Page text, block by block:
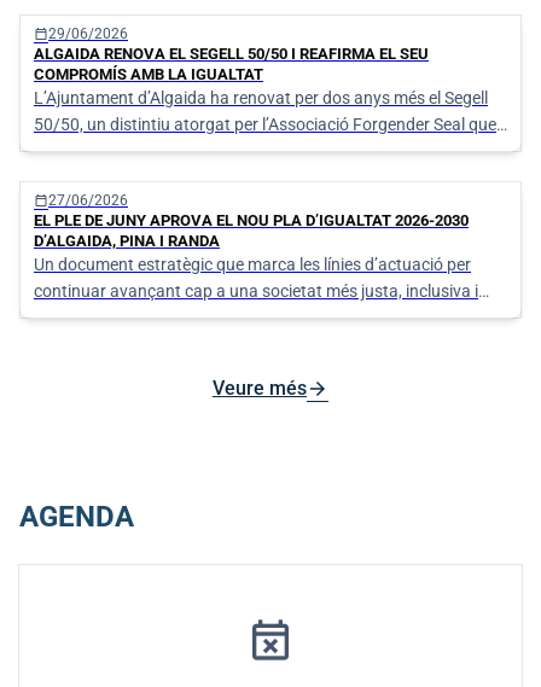
calendar_today29/06/2026
ALGAIDA RENOVA EL SEGELL 50/50 I REAFIRMA EL SEU
COMPROMÍS AMB LA IGUALTAT
L’Ajuntament d’Algaida ha renovat per dos anys més el Segell
50/50, un distintiu atorgat per l’Associació Forgender Seal que
reconeix les institucions que treballen activament per assolir la
paritat entre dones i homes en l’àmbit polític, social i
organitzatiu.
calendar_today27/06/2026
EL PLE DE JUNY APROVA EL NOU PLA D’IGUALTAT 2026-2030
D’ALGAIDA, PINA I RANDA
Un document estratègic que marca les línies d’actuació per
continuar avançant cap a una societat més justa, inclusiva i
equitativa als nuclis d’Algaida, Pina i Randa.
Veure mésarrow_forward
AGENDA
event_busy